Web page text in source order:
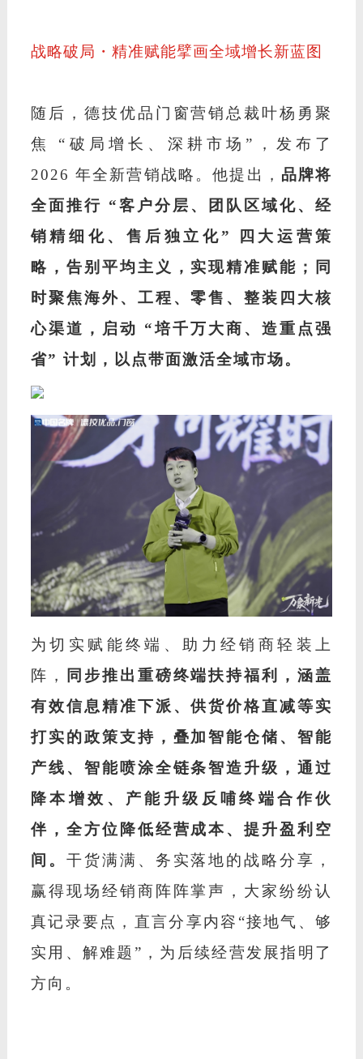
战略破局・精准赋能擘画全域增长新蓝图
随后，德技优品门窗营销总裁叶杨勇聚
焦
“破局增长、深耕市场”，发布了
2026 年全新营销战略。他提出， 品牌将
全面推行 “客户分层、团队区域化、经
销精细化、售后独立化” 四大运营策
略，告别平均主义，实现精准赋能；同
时聚焦海外、工程、零售、整装四大核
心渠道，启动 “培千万大商、造重点强
省” 计划，以点带面激活全域市场。
为切实赋能终端、助力经销商轻装上
阵，
同步推出重磅终端扶持福利，涵盖
有效信息精准下派、供货价格直减等实
打实的政策支持，叠加智能仓储、智能
产线、智能喷涂全链条智造升级，通过
降本增效、产能升级反哺终端合作伙
伴，全方位降低经营成本、提升盈利空
间。 干货满满、务实落地的战略分享，
赢得现场经销商阵阵掌声，大家纷纷认
真记录要点，直言分享内容 “接地气、够
实用、解难题”，为后续经营发展指明了
方向。